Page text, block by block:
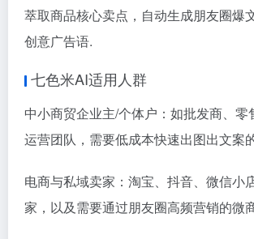
萃取商品核心卖点，自动生成朋友圈爆
创意广告语.
七色米AI适用人群
中小商贸企业主/个体户：如批发商、零
运营团队，需要低成本快速出图出文案
电商与私域卖家：淘宝、抖音、微信小
家，以及需要通过朋友圈高频营销的微